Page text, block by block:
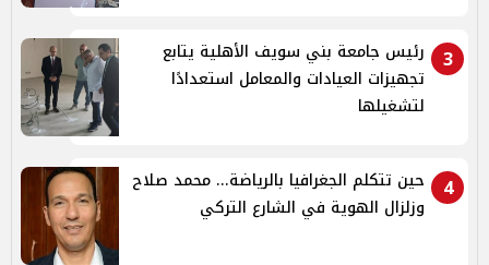
3
رئيس جامعة بني سويف الأهلية يتابع
تجهيزات العيادات والمعامل استعدادًا
لتشغيلها
4
حين تتكلم الجغرافيا بالرياضة... محمد صلاح
وزلزال الهوية في الشارع التركي